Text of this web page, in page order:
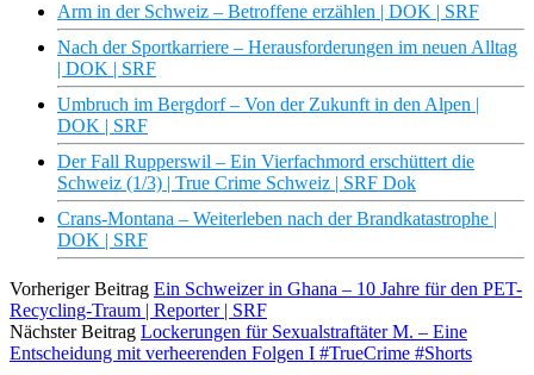
Arm in der Schweiz – Betroffene erzählen | DOK | SRF
Nach der Sportkarriere – Herausforderungen im neuen Alltag
| DOK | SRF
Umbruch im Bergdorf – Von der Zukunft in den Alpen |
DOK | SRF
Der Fall Rupperswil – Ein Vierfachmord erschüttert die
Schweiz (1/3) | True Crime Schweiz | SRF Dok
Crans-Montana – Weiterleben nach der Brandkatastrophe |
DOK | SRF
Vorheriger Beitrag Ein Schweizer in Ghana – 10 Jahre für den PET-
Recycling-Traum | Reporter | SRF
Nächster Beitrag Lockerungen für Sexualstraftäter M. – Eine
Entscheidung mit verheerenden Folgen I #TrueCrime #Shorts